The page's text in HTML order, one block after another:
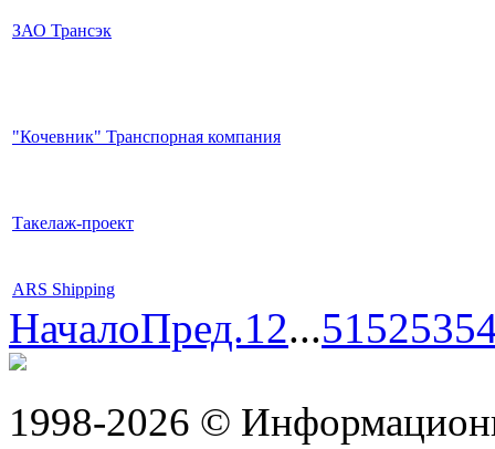
ЗАО Трансэк
"Кочевник" Транспорная компания
Такелаж-проект
ARS Shipping
НачалоПред.12...515253
1998-2026 ©